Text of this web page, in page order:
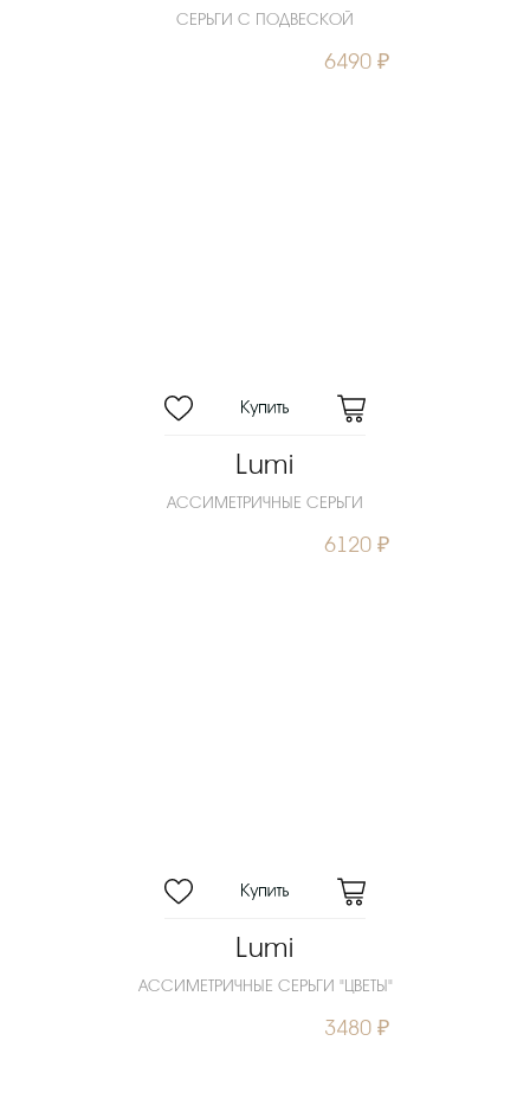
СЕРЬГИ С ПОДВЕСКОЙ
6490 ₽
Lumi
АССИМЕТРИЧНЫЕ СЕРЬГИ
6120 ₽
Lumi
АССИМЕТРИЧНЫЕ СЕРЬГИ "ЦВЕТЫ"
3480 ₽